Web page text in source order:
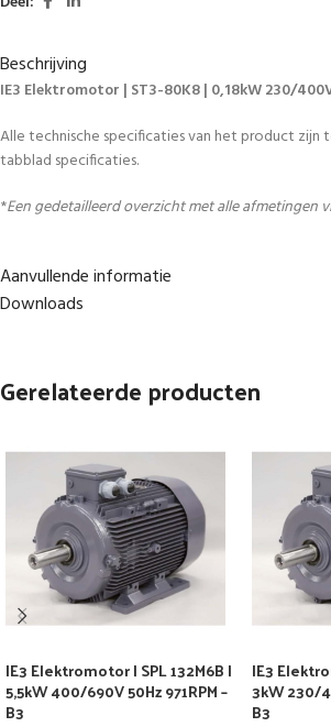
Beschrijving
IE3 Elektromotor | ST3-80K8 | 0,18kW 230/
Alle technische specificaties van het product zijn
tabblad specificaties.
*Een gedetailleerd overzicht met alle afmetingen
Aanvullende informatie
Downloads
Gerelateerde producten
IE3 Elektromotor | SPL 132M6B |
5,5kW 400/690V 50Hz 971RPM –
B3
IE3
3kW 230/
B3